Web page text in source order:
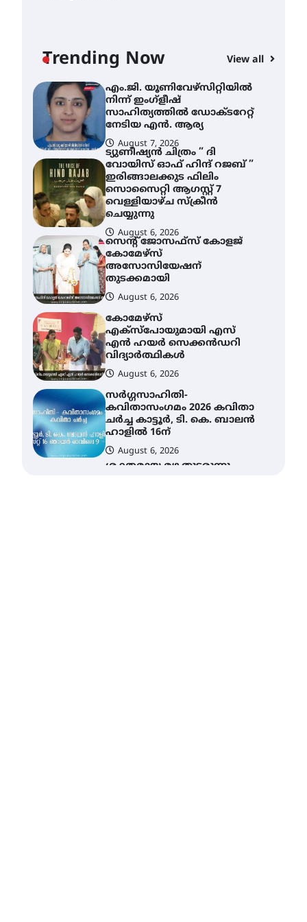
Trending Now View all
August 7, 2026
വോയിസ് ഓഫ് ഹിന്ദ് റജബ് ”
ഇരിങ്ങാലക്കുട ഫിലിം
സൊസൈറ്റി ആഗസ്റ്റ് 7
വെള്ളിയാഴ്ച സ്‌ക്രീൻ
ചെയ്യുന്നു
August 6, 2026
സെന്റ് ജോസഫ്സ് കോളജ്
കോമേഴ്‌സ്
അസോസിയേഷന്
തുടക്കമായി
August 6, 2026
കോമേഴ്സ്
എക്സ്പോയുമായി എസ്
എൻ ഹയർ സെക്കൻഡറി
വിദ്യാർത്ഥികൾ
August 6, 2026
സർഗ്ഗസാഹിതി-
കവിതാസംഗമം 2026 കവിതാ
ചർച്ച കാട്ടൂർ, ടി. കെ. ബാലൻ
ഹാളിൽ 16ന്
August 6, 2026
ശക്തമായ മഴ തുടരുന്നു –
തൃശൂർ ജില്ലയിൽ എല്ലാ
വിദ്യാഭ്യാസ
സ്ഥാപനങ്ങൾക്കും
ശനിയാഴ്ച അവധി
August 7, 2026